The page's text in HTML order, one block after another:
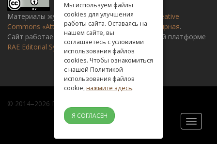
Материалы журнала доступны полицензии Creative
Commons «Attribution» («Атрибуция») 4.0 Всемирная.
Сайт работает на универсальной издательской платформе
RAE Editorial System
© 2014–2026 Russian academy of natural history
Toggle
Мы используем файлы
cookies для улучшения
работы сайта. Оставаясь на
нашем сайте, вы
соглашаетесь с условиями
использования файлов
cookies. Чтобы ознакомиться
с нашей Политикой
использования файлов
cookie,нажмите здесь.
Я СОГЛАСЕН